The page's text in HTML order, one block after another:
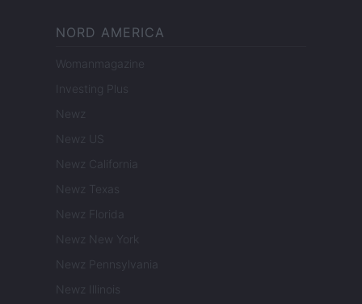
NORD AMERICA
Womanmagazine
Investing Plus
Newz
Newz US
Newz California
Newz Texas
Newz Florida
Newz New York
Newz Pennsylvania
Newz Illinois